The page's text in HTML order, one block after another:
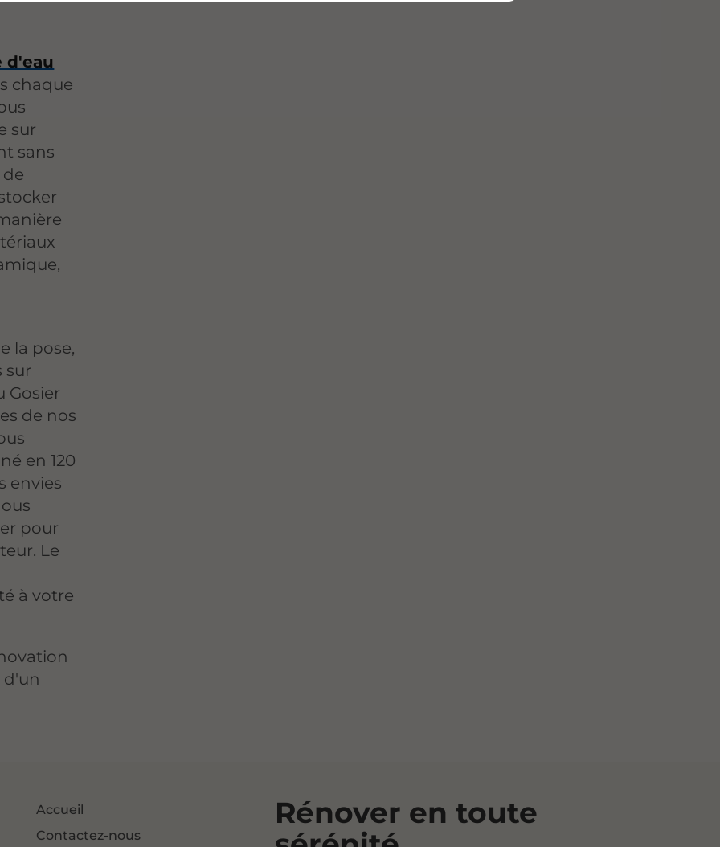
d'eau
chaque
sur
sans
la pose,
sur
Gosier
de nos
en 120
envies
pour
Le
à votre
d'un
Accueil
Contactez-nous
Rénover en toute